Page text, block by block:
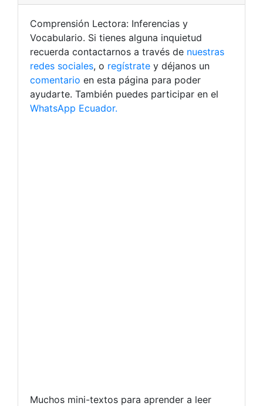
Comprensión Lectora: Inferencias y
Vocabulario. Si tienes alguna inquietud
recuerda contactarnos a través de nuestras
redes sociales, o regístrate y déjanos un
comentario en esta página para poder
ayudarte. También puedes participar en el
WhatsApp Ecuador.
Muchos mini-textos para aprender a leer